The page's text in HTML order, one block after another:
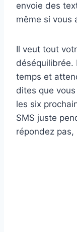
envoie des
même si vous
Il veut tout
déséquilibrée.
temps et
dites que
les six
SMS juste
répondez pas,